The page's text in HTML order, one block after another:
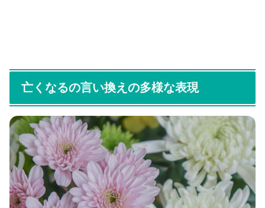
亡くなるの言い換えの多様な表現